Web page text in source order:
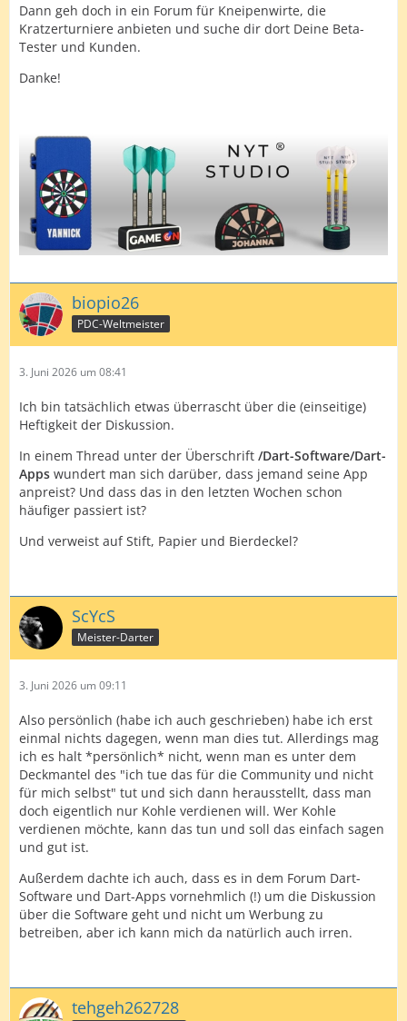
Dann geh doch in ein Forum für Kneipenwirte, die
Kratzerturniere anbieten und suche dir dort Deine Beta-
Tester und Kunden.
Danke!
biopio26
PDC-Weltmeister
3. Juni 2026 um 08:41
Ich bin tatsächlich etwas überrascht über die (einseitige)
Heftigkeit der Diskussion.
In einem Thread unter der Überschrift /Dart-Software/Dart-
Apps wundert man sich darüber, dass jemand seine App
anpreist? Und dass das in den letzten Wochen schon
häufiger passiert ist?
Und verweist auf Stift, Papier und Bierdeckel?
ScYcS
Meister-Darter
3. Juni 2026 um 09:11
Also persönlich (habe ich auch geschrieben) habe ich erst
einmal nichts dagegen, wenn man dies tut. Allerdings mag
ich es halt *persönlich* nicht, wenn man es unter dem
Deckmantel des "ich tue das für die Community und nicht
für mich selbst" tut und sich dann herausstellt, dass man
doch eigentlich nur Kohle verdienen will. Wer Kohle
verdienen möchte, kann das tun und soll das einfach sagen
und gut ist.
Außerdem dachte ich auch, dass es in dem Forum Dart-
Software und Dart-Apps vornehmlich (!) um die Diskussion
über die Software geht und nicht um Werbung zu
betreiben, aber ich kann mich da natürlich auch irren.
tehgeh262728